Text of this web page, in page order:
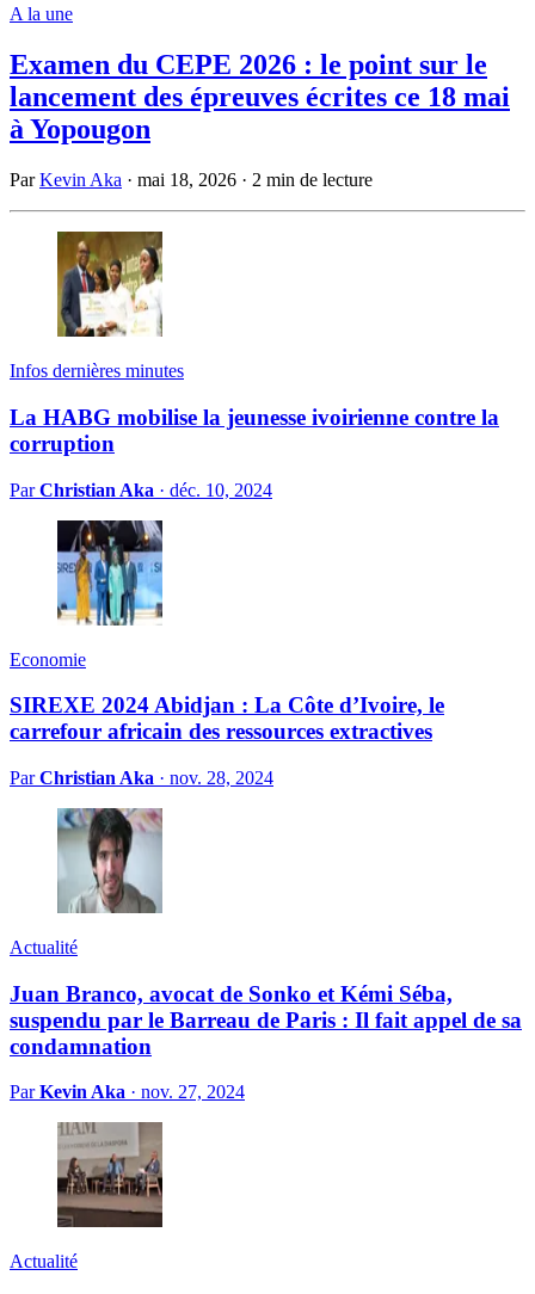
A la une
Examen du CEPE 2026 : le point sur le
lancement des épreuves écrites ce 18 mai
à Yopougon
ParKevin Aka · mai 18, 2026 · 2 min de lecture
Infos dernières minutes
La HABG mobilise la jeunesse ivoirienne contre la
corruption
ParChristian Aka · déc. 10, 2024
Economie
SIREXE 2024 Abidjan : La Côte d’Ivoire, le
carrefour africain des ressources extractives
ParChristian Aka · nov. 28, 2024
Actualité
Juan Branco, avocat de Sonko et Kémi Séba,
suspendu par le Barreau de Paris : Il fait appel de sa
condamnation
ParKevin Aka · nov. 27, 2024
Actualité